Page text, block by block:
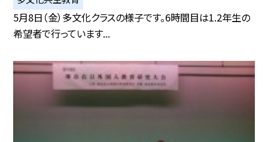
5月8日（金）多文化クラスの様子です。6時間目は1.2年生の
希望者で行っています...